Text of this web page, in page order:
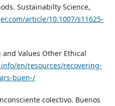
Sustainabilty Science,
article/10.1007/s11625-
and Values Other Ethical
en/resources/recovering-
buen-/
colectivo. Buenos